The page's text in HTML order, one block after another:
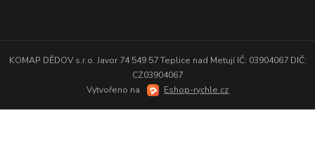
KOMAP DĚDOV s.r.o. Javor 74 549 57 Teplice nad Metují IČ: 03904067 DIČ:
CZ03904067
Vytvořeno na
Eshop-rychle.cz